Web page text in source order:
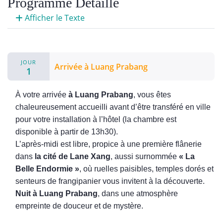
Afficher le Texte
JOUR
1 Arrivée à Luang Prabang
À votre arrivée à Luang Prabang, vous êtes
chaleureusement accueilli avant d’être transféré en ville
pour votre installation à l’hôtel (la chambre est
disponible à partir de 13h30).
L’après-midi est libre, propice à une première flânerie
dans la cité de Lane Xang, aussi surnommée « La
Belle Endormie », où ruelles paisibles, temples dorés et
senteurs de frangipanier vous invitent à la découverte.
Nuit à Luang Prabang, dans une atmosphère
empreinte de douceur et de mystère.